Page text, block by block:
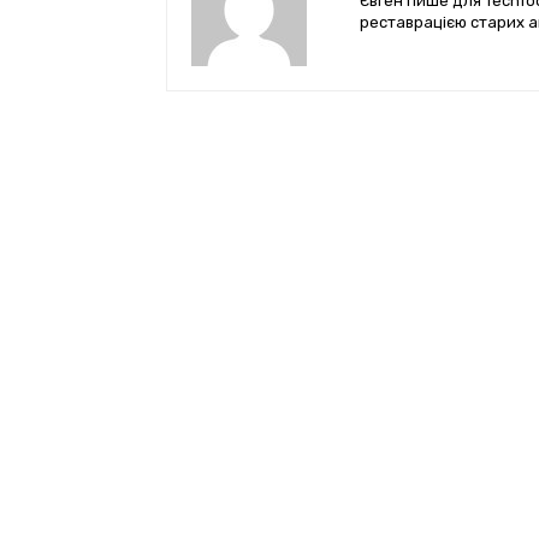
реставрацією старих